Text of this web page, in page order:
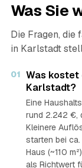
Was Sie
Die Fragen, die
in Karlstadt
01 Was kostet
Karlstadt?
Eine
rund 2.242 €,
Kleinere
starten bei
Haus (~110
als Richtwert